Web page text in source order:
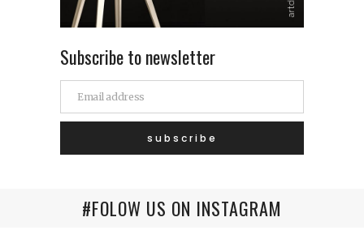
Subscribe to newsletter
#FOLOW US ON INSTAGRAM